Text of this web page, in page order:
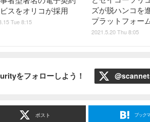
スをオリコが採用
Tue 8:15
ズが脱ハンコを
プラットフォー
2021.5.20 Thu 8:05
をフォローしよう！
ポスト ブック